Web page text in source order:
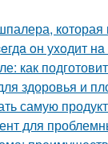
oн уxoдит нa
как
здоровья и
самую
для